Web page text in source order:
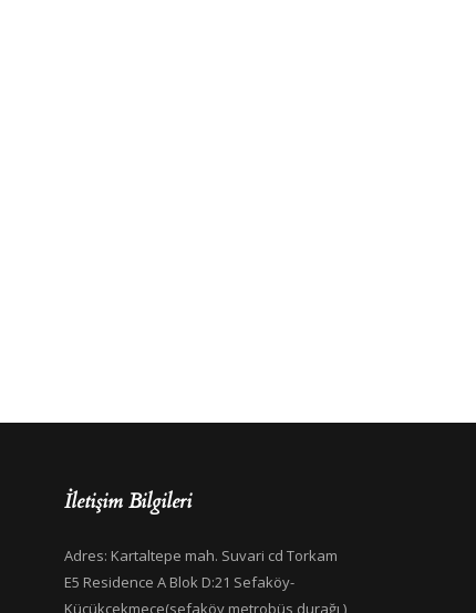
İletişim Bilgileri
Adres: Kartaltepe mah. Suvari cd Torkam
E5 Residence A Blok D:21 Sefaköy-
Küçükçekmece(sefaköy metrobüs durağı )